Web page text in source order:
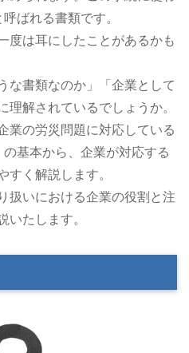
ばれる書類です。
度は耳にしたことがあるかも
な書類なのか」「企業として
理解されているでしょうか。
業の労災問題に対応している
基本から、企業が対応する
すく解説します。
扱いにおける企業の役割と注
いたします。